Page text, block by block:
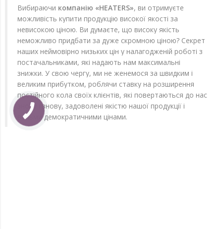
Вибираючи компанію «HEATERS», ви отримуєте
можливість купити продукцію високої якості за
невисокою ціною. Ви думаєте, що високу якість
неможливо придбати за дуже скромною ціною? Секрет
наших неймовірно низьких цін у налагодженій роботі з
постачальниками, які надають нам максимальні
знижки. У свою чергу, ми не женемося за швидким і
великим прибутком, роблячи ставку на розширення
постійного кола своїх клієнтів, які повертаються до нас
знову і знову, задоволені якістю нашої продукції і
вельми демократичними цінами.